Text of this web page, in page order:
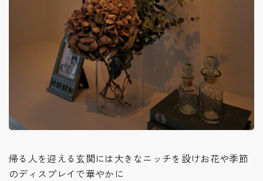
帰る人を迎える玄関には大きなニッチを設けお花や季節
のディスプレイで華やかに